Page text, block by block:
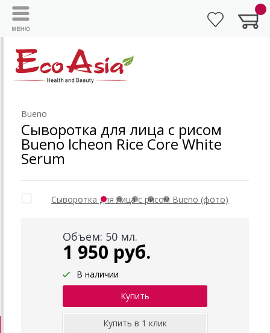
Bueno
Сыворотка для лица с рисом
Bueno Icheon Rice Core White
Serum
Объем: 50 мл.
1 950 руб.
В наличии